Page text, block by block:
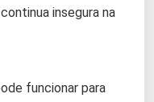
insegura na
funcionar para